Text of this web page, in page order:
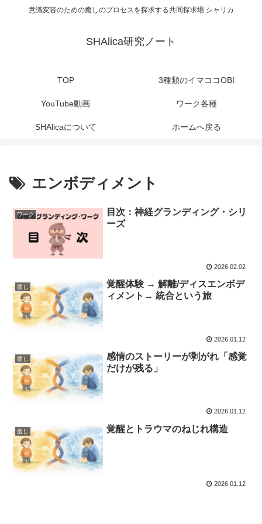
意識変容のための癒しのプロセスを探求する共同探求場 シャリカ
SHAlica研究ノート
TOP 3種類のイマココOBI
YouTube動画 ワーク各種
SHAlicaについて ホームへ戻る
エンボディメント
ワーク
目次：神経グランディング・シリ
ーズ
2026.02.02
癒し
覚醒体験 → 解離/ディスエンボデ
ィメント→ 統合という旅
2026.01.12
癒し
感情のストーリーが剥がれ「感覚
だけが残る」
2026.01.12
癒し 覚醒とトラウマのねじれ構造
2026.01.12